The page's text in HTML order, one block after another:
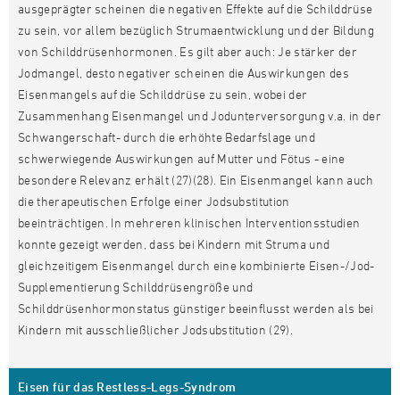
ausgeprägter scheinen die negativen Effekte auf die Schilddrüse
zu sein, vor allem bezüglich Strumaentwicklung und der Bildung
von Schilddrüsenhormonen. Es gilt aber auch: Je stärker der
Jodmangel, desto negativer scheinen die Auswirkungen des
Eisenmangels auf die Schilddrüse zu sein, wobei der
Zusammenhang Eisenmangel und Jodunterversorgung v.a. in der
Schwangerschaft- durch die erhöhte Bedarfslage und
schwerwiegende Auswirkungen auf Mutter und Fötus - eine
besondere Relevanz erhält (27)(28). Ein Eisenmangel kann auch
die therapeutischen Erfolge einer Jodsubstitution
beeinträchtigen. In mehreren klinischen Interventionsstudien
konnte gezeigt werden, dass bei Kindern mit Struma und
gleichzeitigem Eisenmangel durch eine kombinierte Eisen-/Jod-
Supplementierung Schilddrüsengröße und
Schilddrüsenhormonstatus günstiger beeinflusst werden als bei
Kindern mit ausschließlicher Jodsubstitution (29).
Eisen für das Restless-Legs-Syndrom